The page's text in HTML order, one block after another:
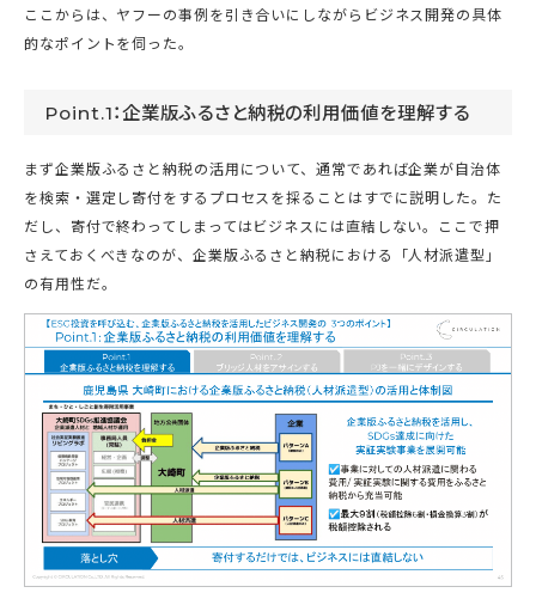
ここからは、ヤフーの事例を引き合いにしながらビジネス開発の具体
的なポイントを伺った。
Point.1：企業版ふるさと納税の利用価値を理解する
まず企業版ふるさと納税の活用について、通常であれば企業が自治体
を検索・選定し寄付をするプロセスを採ることはすでに説明した。た
だし、寄付で終わってしまってはビジネスには直結しない。ここで押
さえておくべきなのが、企業版ふるさと納税における「人材派遣型」
の有用性だ。